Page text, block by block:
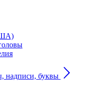
надписи, буквы